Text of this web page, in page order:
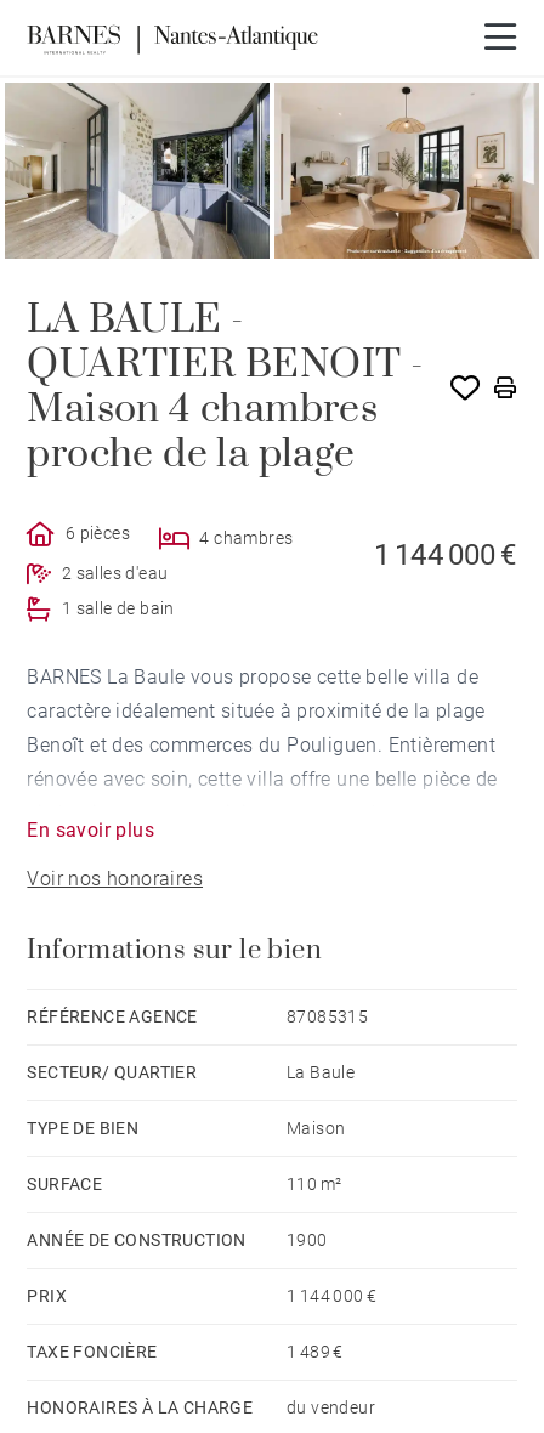
LA BAULE -
QUARTIER BENOIT -
Maison 4 chambres
proche de la plage
6 pièces
4 chambres
2 salles d'eau
1 salle de bain
1 144 000 €
BARNES La Baule vous propose cette belle villa de
caractère idéalement située à proximité de la plage
Benoît et des commerces du Pouliguen. Entièrement
rénovée avec soin, cette villa offre une belle pièce de
convivial et chaleureux. Elle dispose de quatre
chambres, dont une chambre de plain-pied offrant un
garage complètent ce bien. Vous serez séduits par la
et le charme authentique qu'elle dégage. Honoraires à
annuelles d'énergie pour un usage standard : 1440€ ~
2000€
En savoir plus
Voir nos honoraires
Informations sur le bien
RÉFÉRENCE AGENCE 87085315
SECTEUR/ QUARTIER La Baule
TYPE DE BIEN Maison
SURFACE 110 m²
ANNÉE DE CONSTRUCTION 1900
PRIX 1 144 000 €
TAXE FONCIÈRE 1 489 €
HONORAIRES À LA CHARGE du vendeur